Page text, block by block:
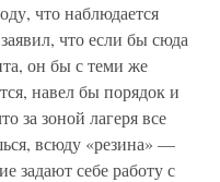
что наблюдается
что если бы сюда
он бы с теми же
навел бы порядок и
за зоной лагеря все
всюду «резина» —
задают себе работу с